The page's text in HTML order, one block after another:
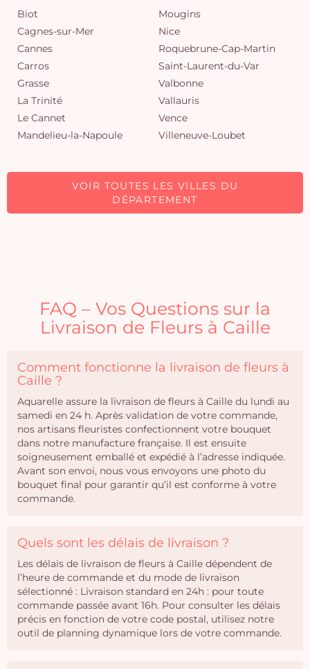
Biot
Cagnes-sur-Mer
Cannes
Carros
Grasse
La Trinité
Le Cannet
Mandelieu-la-Napoule
Mougins
Nice
Roquebrune-Cap-Martin
Saint-Laurent-du-Var
Valbonne
Vallauris
Vence
Villeneuve-Loubet
VOIR TOUTES LES VILLES DU
DÉPARTEMENT
FAQ – Vos Questions sur la
Livraison de Fleurs à Caille
Comment fonctionne la livraison de fleurs à
Caille ?
Aquarelle assure la livraison de fleurs à Caille du lundi au
samedi en 24 h. Après validation de votre commande,
nos artisans fleuristes confectionnent votre bouquet
dans notre manufacture française. Il est ensuite
soigneusement emballé et expédié à l’adresse indiquée.
Avant son envoi, nous vous envoyons une photo du
bouquet final pour garantir qu’il est conforme à votre
commande.
Quels sont les délais de livraison ?
Les délais de livraison de fleurs à Caille dépendent de
l’heure de commande et du mode de livraison
sélectionné : Livraison standard en 24h : pour toute
commande passée avant 16h. Pour consulter les délais
précis en fonction de votre code postal, utilisez notre
outil de planning dynamique lors de votre commande.